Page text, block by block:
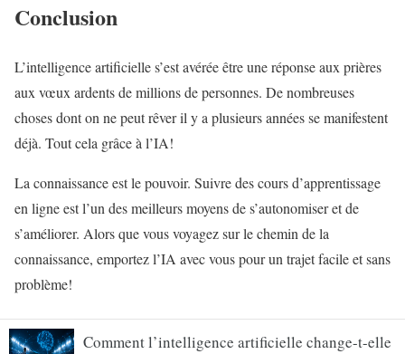
Conclusion
L’intelligence artificielle s’est avérée être une réponse aux prières
aux vœux ardents de millions de personnes. De nombreuses
choses dont on ne peut rêver il y a plusieurs années se manifestent
déjà. Tout cela grâce à l’IA!
La connaissance est le pouvoir. Suivre des cours d’apprentissage
en ligne est l’un des meilleurs moyens de s’autonomiser et de
s’améliorer. Alors que vous voyagez sur le chemin de la
connaissance, emportez l’IA avec vous pour un trajet facile et sans
problème!
Comment l’intelligence artificielle change-t-elle